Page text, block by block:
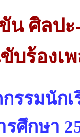
น ศิลป
บร้องเ
รรมนัก
รศึกษา